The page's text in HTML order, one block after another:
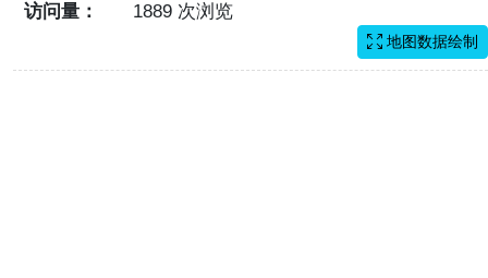
访问量： 1889 次浏览
地图数据绘制